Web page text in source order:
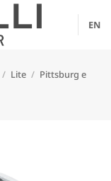
EN
/ Lite / Pittsburg e